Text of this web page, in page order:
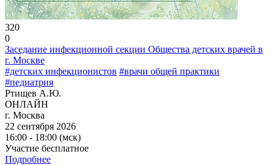
320
0
Заседание инфекционной секции Общества детских врачей в
г. Москве
#детских инфекционистов #врачи общей практики
#педиатрия
Ртищев А.Ю.
ОНЛАЙН
г. Москва
22 сентября 2026
16:00 - 18:00 (мск)
Участие бесплатное
Подробнее